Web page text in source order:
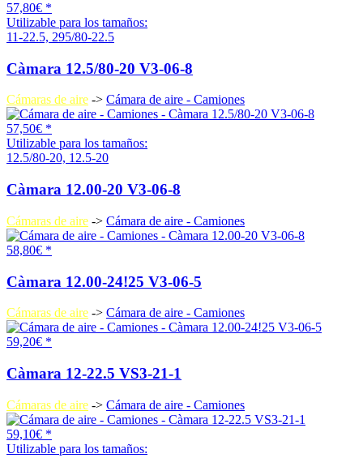
57,80€ *
Utilizable para los tamaños:
11-22.5, 295/80-22.5
Càmara 12.5/80-20 V3-06-8
Cámaras de aire -> Cámara de aire - Camiones
57,50€ *
Utilizable para los tamaños:
12.5/80-20, 12.5-20
Càmara 12.00-20 V3-06-8
Cámaras de aire -> Cámara de aire - Camiones
58,80€ *
Càmara 12.00-24!25 V3-06-5
Cámaras de aire -> Cámara de aire - Camiones
59,20€ *
Càmara 12-22.5 VS3-21-1
Cámaras de aire -> Cámara de aire - Camiones
59,10€ *
Utilizable para los tamaños: